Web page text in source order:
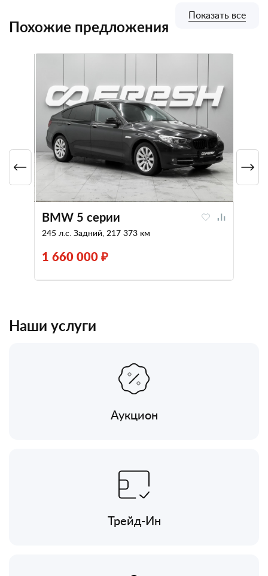
Похожие предложения
BMW 5 серии
245 л.с. Задний, 217 373 км
1 660 000 ₽
Показать все
Наши услуги
Аукцион
Трейд-Ин